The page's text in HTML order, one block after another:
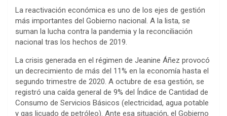
La reactivación económica es uno de los ejes de gestión
más importantes del Gobierno nacional. A la lista, se
suman la lucha contra la pandemia y la reconciliación
nacional tras los hechos de 2019.
La crisis generada en el régimen de Jeanine Áñez provocó
un decrecimiento de más del 11% en la economía hasta el
segundo trimestre de 2020. A octubre de esa gestión, se
registró una caída general de 9% del Índice de Cantidad de
Consumo de Servicios Básicos (electricidad, agua potable
y gas licuado de petróleo). Ante esa situación, el Gobierno